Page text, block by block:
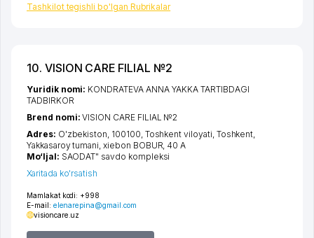
Tashkilot tegishli bo'lgan Rubrikalar
10. VISION CARE FILIAL №2
Mamlakat kodi: +998
E-mail: elenarepina@gmail.com
visioncare.uz
Yuridik nomi: KONDRATEVA ANNA YAKKA TARTIBDAGI
TADBIRKOR
Brend nomi:VISION CARE FILIAL №2
Adres: O'zbekiston, 100100, Toshkent viloyati Toshkent
Yakkasaroy tumani ,xiеbon BOBUR , 40 А
Mo‘ljal: SAODAT" savdo kompleksi
Xaritada ko'rsatish